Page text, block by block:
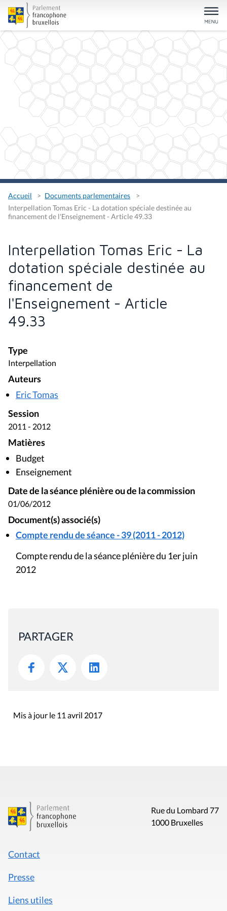
Accueil
Documents parlementaires
Interpellation Tomas Eric - La dotation spéciale destinée au
financement de l'Enseignement - Article 49.33
Interpellation Tomas Eric - La
dotation spéciale destinée au
financement de
l'Enseignement - Article
49.33
Type
Interpellation
Auteurs
Eric Tomas
Session
2011 - 2012
Matières
Budget
Enseignement
Date de la séance plénière ou de la commission
01/06/2012
Document(s) associé(s)
Compte rendu de séance - 39 (2011 - 2012)
Compte rendu de la séance plénière du 1er juin
2012
PARTAGER
Mis à jour le 11 avril 2017
Rue du Lombard 77
1000 Bruxelles
Contact
Presse
Liens utiles